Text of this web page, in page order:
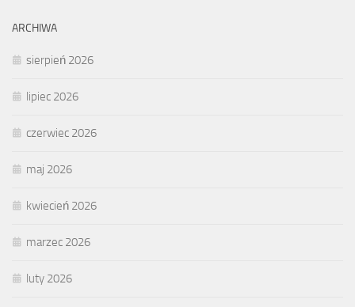
ARCHIWA
sierpień 2026
lipiec 2026
czerwiec 2026
maj 2026
kwiecień 2026
marzec 2026
luty 2026